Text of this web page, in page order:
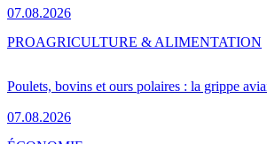
07.08.2026
Poulets, bovins et ours polaires : la grippe
07.08.2026
PROAGRICULTURE & ALIMENTATION